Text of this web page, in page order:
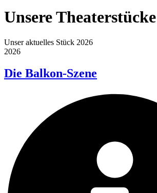
Unsere Theaterstücke
Unser aktuelles Stück 2026
2026
Die Balkon-Szene